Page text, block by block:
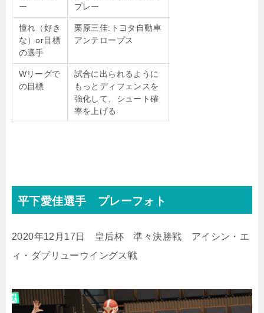
ー
プレー
憧れ（好き
な）or目標
の選手
栗原三佳:トヨタ自動車
アンテロープス
Wリーグで
の目標
試合に出られるように
もっとディフェンスを
強化して、シュート確
率を上げる
平下愛佳選手 プレーフォト
2020年12月17日 皇后杯 準々決勝戦 アイシン・エ
ィ・ダブリューウイングス戦